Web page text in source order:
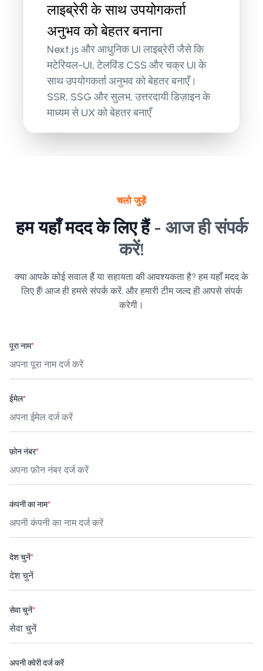
लाइब्रेरी के साथ उपयोगकर्ता
अनुभव को बेहतर बनाना
Next.js और आधुनिक UI लाइब्रेरी जैसे कि
मटेरियल-UI, टेलविंड CSS और चक्र UI के
साथ उपयोगकर्ता अनुभव को बेहतर बनाएँ।
SSR, SSG और सुलभ, उत्तरदायी डिज़ाइन के
माध्यम से UX को बेहतर बनाएँ
चलो जुड़ें
हम यहाँ मदद के लिए हैं - आज ही संपर्क
करें!
क्या आपके कोई सवाल हैं या सहायता की आवश्यकता है? हम यहाँ मदद के
लिए हैं! आज ही हमसे संपर्क करें, और हमारी टीम जल्द ही आपसे संपर्क
करेगी।
पूरा नाम*
ईमेल*
फ़ोन नंबर*
कंपनी का नाम*
देश चुनें*
सेवा चुनें*
अपनी क्वेरी दर्ज करें